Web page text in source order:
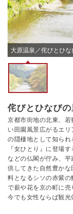
大原温泉／侘びとひ
侘びとひなび
京都市街地の北東、
い田園風景広がるエ
の隠棲地として知ら
『女ひとり』に登場
などの仏閣が佇み、
供してきた自然豊か
料となるシソの赤紫
で薪や花を京の町に売
今でも女性ならば観光